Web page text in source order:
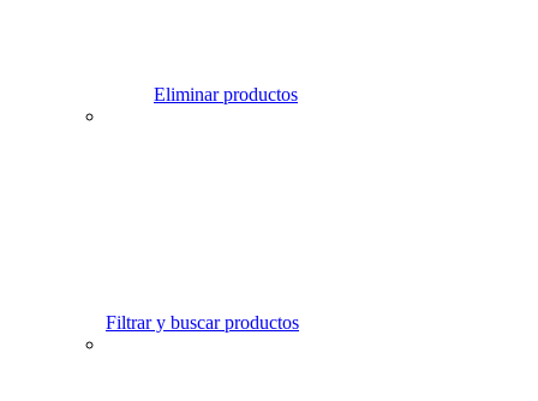
Eliminar productos
Filtrar y buscar productos